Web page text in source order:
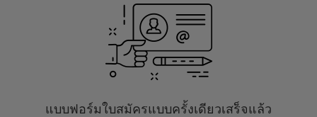
แบบฟอร์มใบสมัครแบบครั้งเดียวเสร็จแล้ว